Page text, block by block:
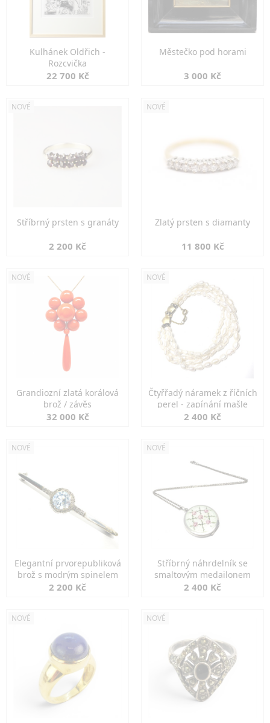
Kulhánek Oldřich -
Rozcvička
22 700 Kč
Městečko pod horami
3 000 Kč
NOVÉ
Stříbrný prsten s granáty
2 200 Kč
NOVÉ
Zlatý prsten s diamanty
11 800 Kč
NOVÉ
Grandiozní zlatá korálová
brož / závěs
32 000 Kč
NOVÉ
Čtyřřadý náramek z říčních
perel - zapínání mašle
2 400 Kč
NOVÉ
Elegantní prvorepubliková
brož s modrým spinelem
2 200 Kč
NOVÉ
Stříbrný náhrdelník se
smaltovým medailonem
2 400 Kč
NOVÉ NOVÉ